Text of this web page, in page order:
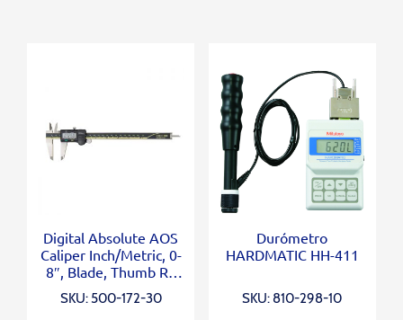
Digital Absolute AOS
Caliper Inch/Metric, 0-
8″, Blade, Thumb R.,
SKU: 500-172-30
Durómetro
HARDMATIC HH-411
SKU: 810-298-10